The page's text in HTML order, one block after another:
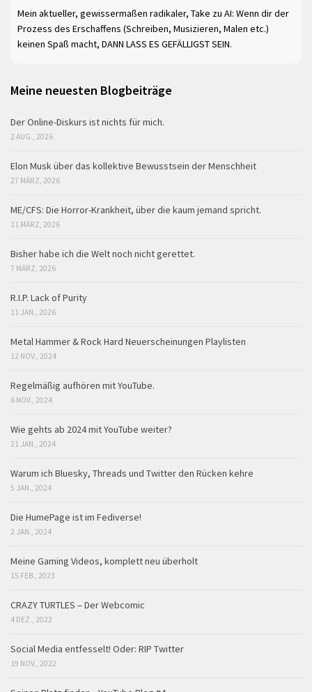
Mein aktueller, gewissermaßen radikaler, Take zu AI: Wenn dir der
Prozess des Erschaffens (Schreiben, Musizieren, Malen etc.)
keinen Spaß macht, DANN LASS ES GEFÄLLIGST SEIN.
Meine neuesten Blogbeiträge
Der Online-Diskurs ist nichts für mich.
2 AUG., 2026
Elon Musk über das kollektive Bewusstsein der Menschheit
27 MÄRZ, 2026
ME/CFS: Die Horror-Krankheit, über die kaum jemand spricht.
11 MÄRZ, 2026
Bisher habe ich die Welt noch nicht gerettet.
7 MÄRZ, 2026
R.I.P. Lack of Purity
11 JAN., 2026
Metal Hammer & Rock Hard Neuerscheinungen Playlisten
12 NOV., 2024
Regelmäßig aufhören mit YouTube.
6 NOV., 2024
Wie gehts ab 2024 mit YouTube weiter?
21 JAN., 2024
Warum ich Bluesky, Threads und Twitter den Rücken kehre
5 JAN., 2024
Die HumePage ist im Fediverse!
2 JAN., 2024
Meine Gaming Videos, komplett neu überholt
15 FEB., 2023
CRAZY TURTLES – Der Webcomic
4 DEZ., 2022
Social Media entfesselt! Oder: RIP Twitter
19 NOV., 2022